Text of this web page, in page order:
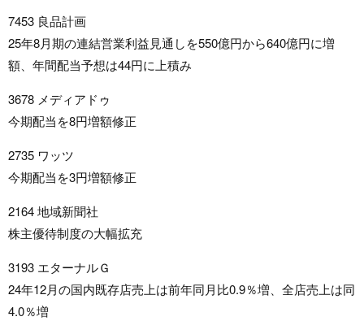
7453 良品計画
25年8月期の連結営業利益見通しを550億円から640億円に増
額、年間配当予想は44円に上積み
3678 メディアドゥ
今期配当を8円増額修正
2735 ワッツ
今期配当を3円増額修正
2164 地域新聞社
株主優待制度の大幅拡充
3193 エターナルＧ
24年12月の国内既存店売上は前年同月比0.9％増、全店売上は同
4.0％増